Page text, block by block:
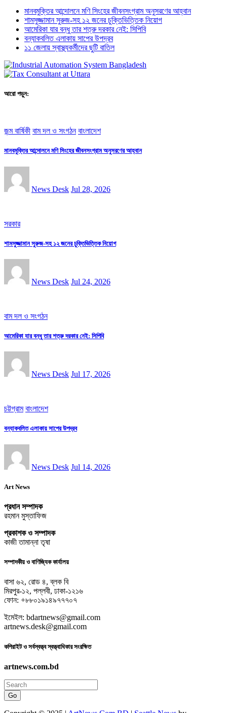
মানবমুক্তির আন্দোলনে মণি সিংহের জীবনসংগ্রাম অনুসরণের আহ্বান
শামসুজ্জামান সুরুজ-সহ ১২ জনের চুক্তিভিত্তিক নিয়োগ
আমেরিকা যার বন্ধু তার শত্রু দরকার নেই: সিপিবি
বন্যাকবলিত এলাকায় সাপের উপদ্রব
১১ জেলায় স্বাস্থ্যকর্মীদের ছুটি বাতিল
আরো পড়ুন:
জন্ম বার্ষিকী বাম দল ও সংগঠন বাংলাদেশ
মানবমুক্তির আন্দোলনে মণি সিংহের জীবনসংগ্রাম অনুসরণের আহ্বান
News Desk Jul 28, 2026
সরকার
শামসুজ্জামান সুরুজ-সহ ১২ জনের চুক্তিভিত্তিক নিয়োগ
News Desk Jul 24, 2026
বাম দল ও সংগঠন
আমেরিকা যার বন্ধু তার শত্রু দরকার নেই: সিপিবি
News Desk Jul 17, 2026
চট্টগ্রাম বাংলাদেশ
বন্যাকবলিত এলাকায় সাপের উপদ্রব
News Desk Jul 14, 2026
Art News
প্রধান সম্পাদক
রহমান মুস্তাফিজ
প্রকাশক ও সম্পাদক
কাজী তামান্না তৃষা
সম্পাদকীয় ও বাণিজ্যিক কার্যালয়
বাসা ৬২, রোড ৪, ব্লক বি
মিরপুর-১২, পল্লবী, ঢাকা-১২১৬
ফোন: +৮৮০১৯১৪৯৭৭৭০৭
ইমেইল: bdartnews@gmail.com
artnews.desk@gmail.com
কপিরাইট ও সর্বস্বত্ত্ব স্বত্ত্বাধিকার সংরক্ষিত
artnews.com.bd
Go